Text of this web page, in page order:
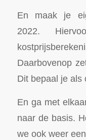
En maak je
2022.
Daarbovenop
Dit bepaal je als
En ga met
naar de basis.
we ook weer